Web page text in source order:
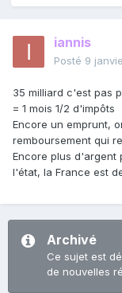
iannis
Posté 9
35 milliard c'est pas
= 1 mois 1/2 d'impôts
Encore un emprunt,
remboursement qui
Encore plus d'argent
l'état, la France est
Archivé
Ce sujet est
de nouvelles